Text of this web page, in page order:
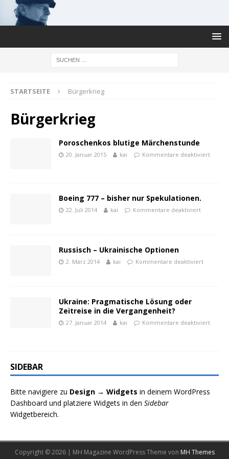
STARTSEITE Bürgerkrieg
Bürgerkrieg
Poroschenkos blutige Märchenstunde
20. Januar 2015 kai Kommentare deaktiviert
Boeing 777 – bisher nur Spekulationen.
22. Juli 2014 kai Kommentare deaktiviert
Russisch – Ukrainische Optionen
2. März 2014 kai Kommentare deaktiviert
Ukraine: Pragmatische Lösung oder
Zeitreise in die Vergangenheit?
27. Januar 2014 kai Kommentare deaktiviert
SIDEBAR
Bitte navigiere zu Design → Widgets in deinem WordPress
Dashboard und platziere Widgets in den Sidebar
Widgetbereich.
Copyright © 2026 | MH Magazine WordPress Theme von MH Themes